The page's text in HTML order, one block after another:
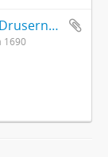
Codex Berggrenianus 20: Drusernas på Libanon heliga bok
1690